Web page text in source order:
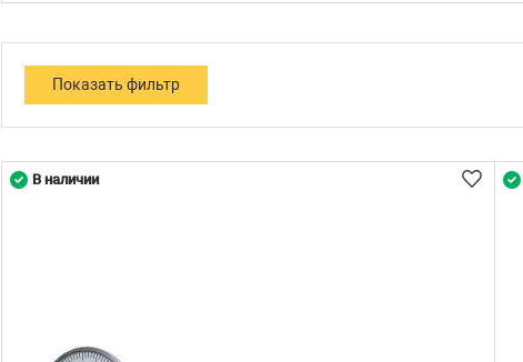
В наличии